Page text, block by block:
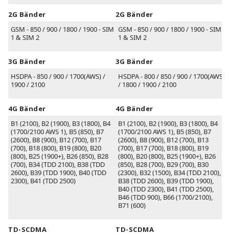
2G Bänder
GSM - 850 / 900 / 1800 / 1900 - SIM
1 & SIM 2
3G Bänder
HSDPA - 850 / 900 / 1700(AWS) /
1900 / 2100
4G Bänder
B1 (2100), B2(1900), B3(1800), B4
(1700/2100 AWS 1), B5(850), B7
(2600), B8(900), B12(700), B17
(700), B18(800), B19(800), B20
(800), B25(1900+), B26(850), B28
(700), B34(TDD 2100), B38(TDD
2600), B39(TDD 1900), B40(TDD
2300), B41 (TDD 2500)
TD-SCDMA
2G Bänder
GSM - 850 / 900 / 1800 / 1900 - SIM
1 & SIM 2
3G Bänder
HSDPA - 800 / 850 / 900 / 1700(AWS)
/ 1800 / 1900 / 2100
4G Bänder
B1 (2100), B2(1900), B3(1800), B4
(1700/2100 AWS 1), B5(850), B7
(2600), B8(900), B12(700), B13
(700), B17(700), B18(800), B19
(800), B20(800), B25(1900+), B26
(850), B28(700), B29(700), B30
(2300), B32(1500), B34(TDD 2100),
B38(TDD 2600), B39(TDD 1900),
B40(TDD 2300), B41 (TDD 2500),
B46(TDD 900), B66(1700/2100),
B71 (600)
TD-SCDMA